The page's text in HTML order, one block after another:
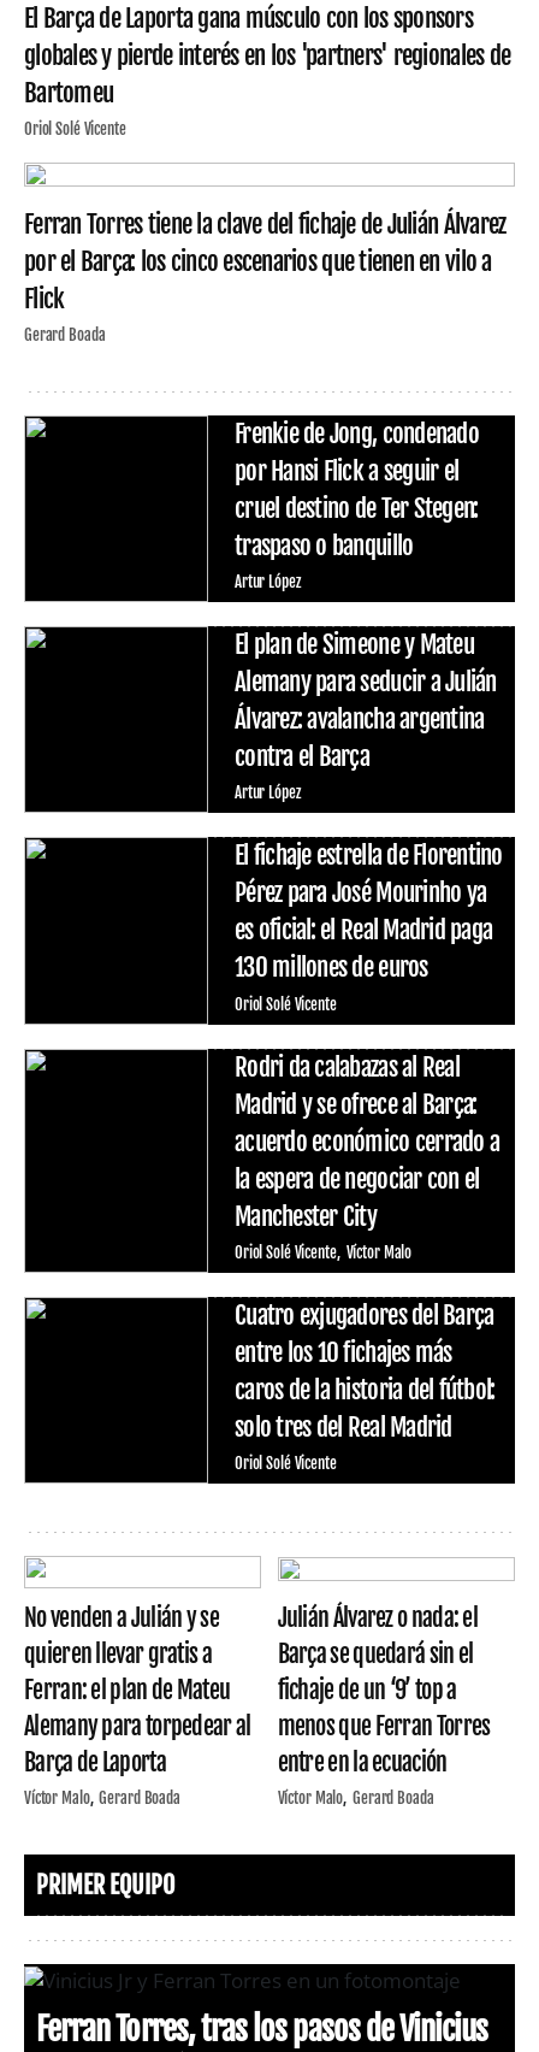
El Barça de Laporta gana músculo con los sponsors
globales y pierde interés en los 'partners' regionales de
Bartomeu
Oriol Solé Vicente
Ferran Torres tiene la clave del fichaje de Julián Álvarez
por el Barça: los cinco escenarios que tienen en vilo a
Flick
Gerard Boada
Frenkie de Jong, condenado
por Hansi Flick a seguir el
cruel destino de Ter Stegen:
traspaso o banquillo
Artur López
El plan de Simeone y Mateu
Alemany para seducir a Julián
Álvarez: avalancha argentina
contra el Barça
Artur López
El fichaje estrella de Florentino
Pérez para José Mourinho ya
es oficial: el Real Madrid paga
130 millones de euros
Oriol Solé Vicente
Rodri da calabazas al Real
Madrid y se ofrece al Barça:
acuerdo económico cerrado a
la espera de negociar con el
Manchester City
Oriol Solé Vicente Víctor Malo
Cuatro exjugadores del Barça
entre los 10 fichajes más
caros de la historia del fútbol:
solo tres del Real Madrid
Oriol Solé Vicente
No venden a Julián y se
quieren llevar gratis a
Ferran: el plan de Mateu
Alemany para torpedear al
Barça de Laporta
Víctor Malo Gerard Boada
Julián Álvarez o nada: el
Barça se quedará sin el
fichaje de un ‘9’ top a
menos que Ferran Torres
entre en la ecuación
Víctor Malo Gerard Boada
PRIMER EQUIPO
Ferran Torres, tras los pasos de Vinicius